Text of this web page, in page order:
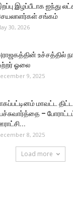
இழப்பீடாக ஐந்து
சங்கம்
30, 2026
உச்சத்தில்
ஓலை
9, 2025
மாவட்ட
–
8, 2025
Load more